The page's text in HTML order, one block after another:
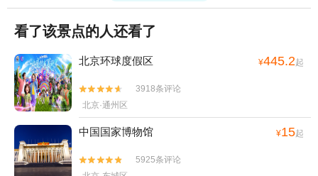
看了该景点的人还看了
北京环球度假区 ¥445.2起


3918条评论
北京·通州区
中国国家博物馆 ¥15起


5925条评论